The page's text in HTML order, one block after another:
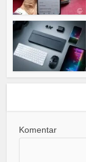
Komentar